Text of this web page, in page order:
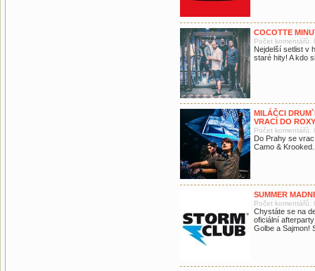
COCOTTE
Počet komentářů:
Nejdelší setlist v
staré hity! A kdo
MILÁČCI
VRACÍ DO ROXY
Počet komentářů:
Do Prahy se
Camo & Krooked.
SUMMER
Počet komentářů:
Chystáte se na
oficiální
Golbe a Sajmon!